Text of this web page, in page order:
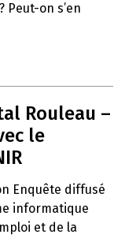
on s’en
Rouleau –
le
Enquête diffusé
informatique
et de la